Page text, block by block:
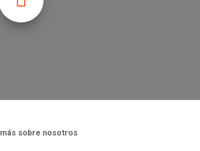
sobre nosotros